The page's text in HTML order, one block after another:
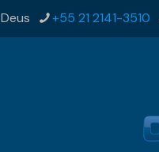
+55 21 2141-3510